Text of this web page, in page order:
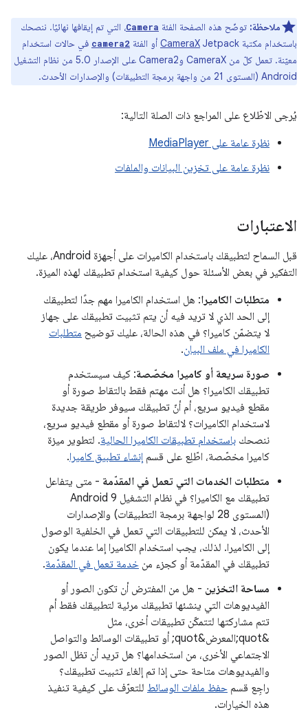
ملاحظة: توضّح هذه الصفحة الفئة Camera، التي تم إيقافها نهائيًا. ننصحك
باستخدام مكتبة
CameraX Jetpack أو الفئة camera2 في حالات استخدام
معيّنة. تعمل كلّ من CameraX وCamera2 على الإصدار 5.0 من نظام التشغيل
Android (المستوى 21 من واجهة برمجة التطبيقات) والإصدارات الأحدث.
يُرجى الاطّلاع على المراجع ذات الصلة التالية:
نظرة عامة على MediaPlayer
نظرة عامة على تخزين البيانات والملفات
الاعتبارات
قبل السماح لتطبيقك باستخدام الكاميرات على أجهزة Android، عليك
التفكير في بعض الأسئلة حول كيفية استخدام تطبيقك لهذه الميزة.
متطلبات الكاميرا: هل استخدام الكاميرا مهم جدًا لتطبيقك
إلى الحد الذي لا تريد فيه أن يتم تثبيت تطبيقك على جهاز
لا يتضمّن كاميرا؟ في هذه الحالة، عليك توضيح متطلبات
الكاميرا في ملف البيان.
صورة سريعة أو كاميرا مخصّصة: كيف سيستخدم
تطبيقك الكاميرا؟ هل أنت مهتم فقط بالتقاط صورة أو
مقطع فيديو سريع، أم أنّ تطبيقك سيوفر طريقة جديدة
لاستخدام الكاميرات؟ لالتقاط صورة أو مقطع فيديو سريع،
ننصحك باستخدام تطبيقات الكاميرا الحالية. لتطوير ميزة
كاميرا مخصّصة، اطّلِع على قسم إنشاء تطبيق كاميرا.
متطلبات الخدمات التي تعمل في المقدّمة - متى يتفاعل
تطبيقك مع الكاميرا؟ في نظام التشغيل Android 9
(المستوى 28 لواجهة برمجة التطبيقات) والإصدارات
الأحدث، لا يمكن للتطبيقات التي تعمل في الخلفية الوصول
إلى الكاميرا. لذلك، يجب استخدام الكاميرا إما عندما يكون
تطبيقك في المقدّمة أو كجزء من خدمة تعمل في المقدّمة.
مساحة التخزين - هل من المفترض أن تكون الصور أو
الفيديوهات التي ينشئها تطبيقك مرئية لتطبيقك فقط أم
تتم مشاركتها لتتمكّن تطبيقات أخرى، مثل
&quot;المعرض&quot; أو تطبيقات الوسائط والتواصل
الاجتماعي الأخرى، من استخدامها؟ هل تريد أن تظل الصور
والفيديوهات متاحة حتى إذا تم إلغاء تثبيت تطبيقك؟
راجِع قسم حفظ ملفات الوسائط للتعرّف على كيفية تنفيذ
هذه الخيارات.